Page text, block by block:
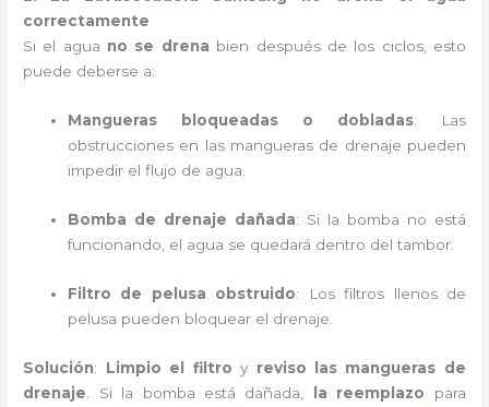
correctamente
Si el agua no se drena bien después de los ciclos, esto
puede deberse a:
Mangueras bloqueadas o dobladas: Las
obstrucciones en las mangueras de drenaje pueden
impedir el flujo de agua.
Bomba de drenaje dañada: Si la bomba no está
funcionando, el agua se quedará dentro del tambor.
Filtro de pelusa obstruido: Los filtros llenos de
pelusa pueden bloquear el drenaje.
Solución: Limpio el filtro y reviso las mangueras de
drenaje . Si la bomba está dañada, la reemplazo para